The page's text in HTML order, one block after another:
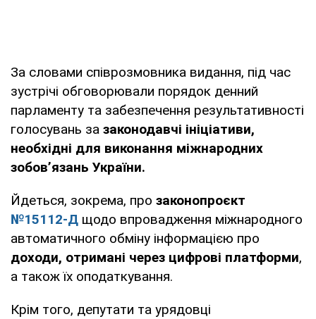
За словами співрозмовника видання, під час
зустрічі обговорювали порядок денний
парламенту та забезпечення результативності
голосувань за законодавчі ініціативи,
необхідні для виконання міжнародних
зобов’язань України.
Йдеться, зокрема, про законопроєкт
№15112-Д щодо впровадження міжнародного
автоматичного обміну інформацією про
доходи, отримані через цифрові платформи,
а також їх оподаткування.
Крім того, депутати та урядовці